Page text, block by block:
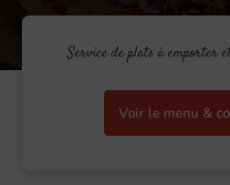
Service de plats à emporter
Voir le menu &